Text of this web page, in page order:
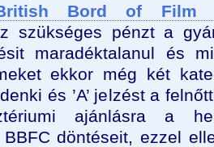
Bord of Film
szükséges pénzt a
maradéktalanul és
ekkor még két
és ’A’ jelzést a
ajánlásra a
döntéseit, ezzel